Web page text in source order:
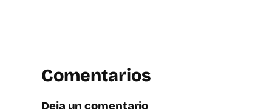
Comentarios
Deja un comentario